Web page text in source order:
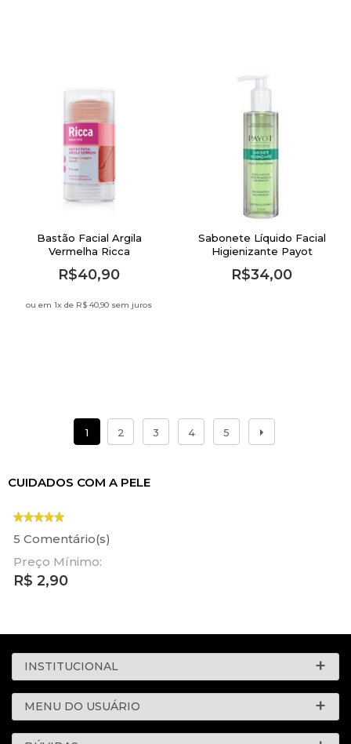
Bastão Facial Argila
Vermelha Ricca
R$40,90
ou em 1x de R$ 40,90 sem juros
Sabonete Líquido Facial
Higienizante Payot
Acderm 210ml
R$34,00
1 2 3 4 5
CUIDADOS COM A PELE
5 Comentário(s)
Preço Mínimo:
R$ 2,90
INSTITUCIONAL
MENU DO USUÁRIO